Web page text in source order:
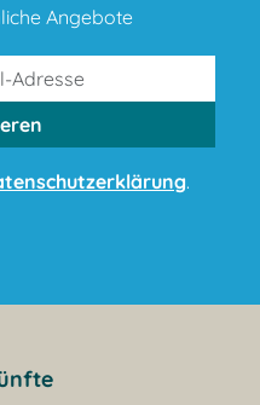
Angebote
.